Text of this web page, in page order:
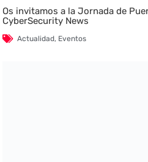
Os invitamos a la Jornada de
CyberSecurity News
Actualidad, Eventos